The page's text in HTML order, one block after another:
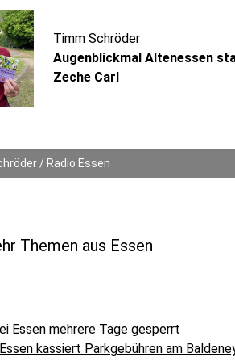
Timm Schröder
Augenblickmal Altenessen
Zeche Carl
/ Radio Essen
Themen aus Essen
Essen mehrere Tage gesperrt
kassiert Parkgebühren am